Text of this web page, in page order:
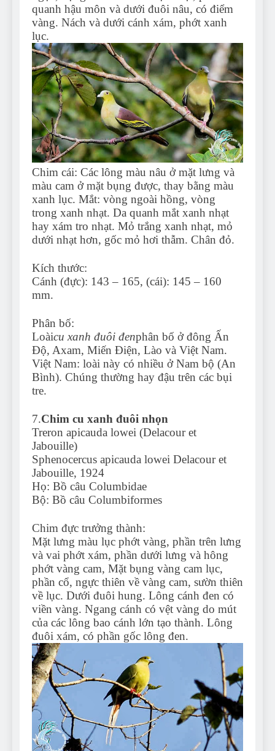
quanh hậu môn và dưới đuôi nâu, có điểm
vàng. Nách và dưới cánh xám, phớt xanh
lục.
Chim cái: Các lông màu nâu ở mặt lưng và
màu cam ở mặt bụng được, thay bằng màu
xanh lục. Mắt: vòng ngoài hồng, vòng
trong xanh nhạt. Da quanh mắt xanh nhạt
hay xám tro nhạt. Mỏ trắng xanh nhạt, mỏ
dưới nhạt hơn, gốc mỏ hơi thẫm. Chân đỏ.
Kích thước:
Cánh (đực): 143 – 165, (cái): 145 – 160
mm.
Phân bố:
Loàicu xanh đuôi đenphân bố ở đông Ấn
Độ, Axam, Miến Điện, Lào và Việt Nam.
Việt Nam: loài này có nhiều ở Nam bộ (An
Bình). Chúng thường hay đậu trên các bụi
tre.
7.Chim cu xanh đuôi nhọn
Treron apicauda lowei (Delacour et
Jabouille)
Sphenocercus apicauda lowei Delacour et
Jabouille, 1924
Họ: Bồ câu Columbidae
Bộ: Bồ câu Columbiformes
Chim đực trưởng thành:
Mặt lưng màu lục phớt vàng, phần trên lưng
và vai phớt xám, phần dưới lưng và hông
phớt vàng cam, Mặt bụng vàng cam lục,
phần cổ, ngực thiên về vàng cam, sườn thiên
về lục. Dưới đuôi hung. Lông cánh đen có
viền vàng. Ngang cánh có vệt vàng do mút
của các lông bao cánh lớn tạo thành. Lông
đuôi xám, có phần gốc lông đen.